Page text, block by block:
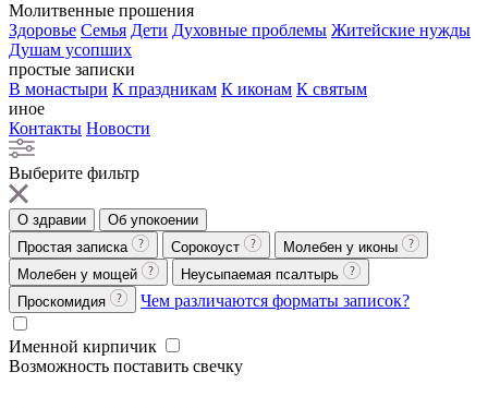
Молитвенные прошения
Здоровье Семья Дети Духовные проблемы Житейские нужды
Душам усопших
простые записки
В монастыри К праздникам К иконам К святым
иное
Контакты Новости
Выберите фильтр
О здравии
Об упокоении
Простая записка
Сорокоуст
Молебен у иконы
Молебен у мощей
Неусыпаемая псалтырь
Проскомидия
Чем различаются форматы записок?
Именной кирпичик
Возможность поставить свечку